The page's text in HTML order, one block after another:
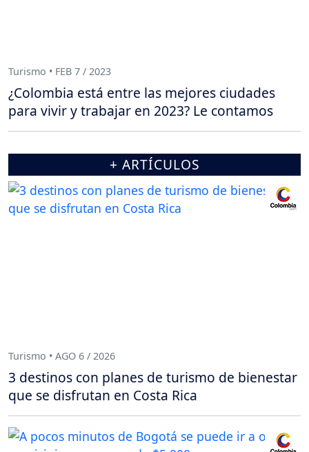
Turismo • FEB 7 / 2023
¿Colombia está entre las mejores ciudades
para vivir y trabajar en 2023? Le contamos
+ ARTÍCULOS
Turismo • AGO 6 / 2026
3 destinos con planes de turismo de bienestar
que se disfrutan en Costa Rica